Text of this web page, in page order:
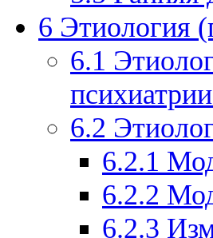
6 Этиология
6.1
6.2
6.2.1
6.2.2
6.2.3